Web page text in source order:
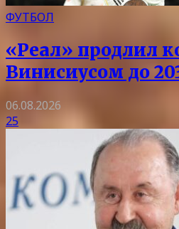
ФУТБОЛ
«Реал» продлил
Винисиусом до
06.08.2026
25